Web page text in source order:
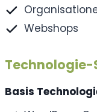
Webshops
Basis